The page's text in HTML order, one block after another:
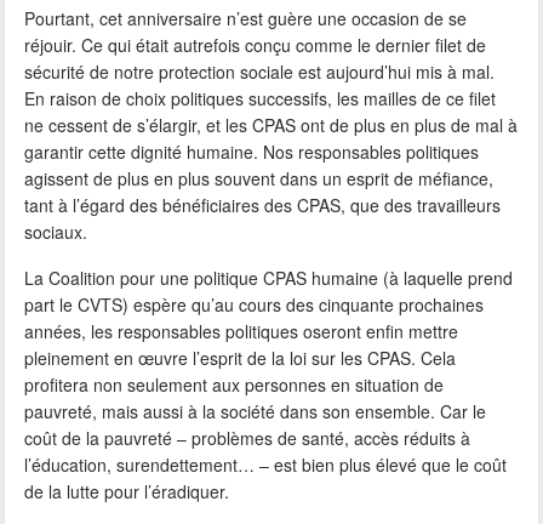
Pourtant, cet anniversaire n’est guère une occasion de se
réjouir. Ce qui était autrefois conçu comme le dernier filet de
sécurité de notre protection sociale est aujourd’hui mis à mal.
En raison de choix politiques successifs, les mailles de ce filet
ne cessent de s’élargir, et les CPAS ont de plus en plus de mal à
garantir cette dignité humaine. Nos responsables politiques
agissent de plus en plus souvent dans un esprit de méfiance,
tant à l’égard des bénéficiaires des CPAS, que des travailleurs
sociaux.
La Coalition pour une politique CPAS humaine (à laquelle prend
part le CVTS) espère qu’au cours des cinquante prochaines
années, les responsables politiques oseront enfin mettre
pleinement en œuvre l’esprit de la loi sur les CPAS. Cela
profitera non seulement aux personnes en situation de
pauvreté, mais aussi à la société dans son ensemble. Car le
coût de la pauvreté – problèmes de santé, accès réduits à
l’éducation, surendettement… – est bien plus élevé que le coût
de la lutte pour l’éradiquer.